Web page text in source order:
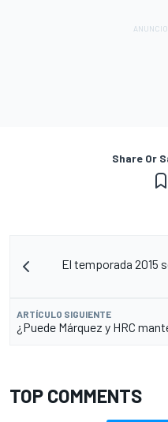
Share Or
El temporada 2015
ARTÍCULO SIGUIENTE
¿Puede Márquez y HRC
TOP COMMENTS